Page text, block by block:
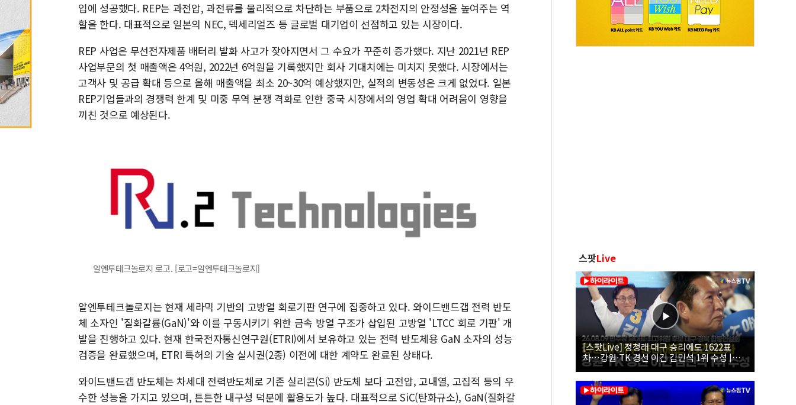
입에 성공했다. REP는 과전압, 과전류를 물리적으로 차단하는 부품으로 2차전지의 안정성을 높여주는 역
할을 한다. 대표적으로 일본의 NEC, 덱세리얼즈 등 글로벌 대기업이 선점하고 있는 시장이다.
REP 사업은 무선전자제품 배터리 발화 사고가 잦아지면서 그 수요가 꾸준히 증가했다. 지난 2021년 REP
사업부문의 첫 매출액은 4억원, 2022년 6억원을 기록했지만 회사 기대치에는 미치지 못했다. 시장에서는
고객사 및 공급 확대 등으로 올해 매출액을 최소 20~30억 예상했지만, 실적의 변동성은 크게 없었다. 일본
REP기업들과의 경쟁력 한계 및 미중 무역 분쟁 격화로 인한 중국 시장에서의 영업 확대 어려움이 영향을
끼친 것으로 예상된다.
알엔투테크놀로지 로고. [로고=알엔투테크놀로지]
알엔투테크놀로지는 현재 세라믹 기반의 고방열 회로기판 연구에 집중하고 있다. 와이드밴드갭 전력 반도
체 소자인 '질화갈륨(GaN)'와 이를 구동시키기 위한 금속 방열 구조가 삽입된 고방열 'LTCC 회로 기판' 개
발을 진행하고 있다. 현재 한국전자통신연구원(ETRI)에서 보유하고 있는 전력 반도체용 GaN 소자의 성능
검증을 완료했으며, ETRI 특허의 기술 실시권(2종) 이전에 대한 계약도 완료된 상태다.
와이드밴드갭 반도체는 차세대 전력반도체로 기존 실리콘(Si) 반도체 보다 고전압, 고내열, 고집적 등의 우
수한 성능을 가지고 있으며, 튼튼한 내구성 덕분에 활용도가 높다. 대표적으로 SiC(탄화규소), GaN(질화갈
스팟Live
[스팟Live] 정청래 대구 승리에도 1622표
차…강원·TK 경선 이긴 김민석 1위 수성 |
26.08.09 더불어민주당 당대표·최고위원 후
보 대구·경북 합동연설회